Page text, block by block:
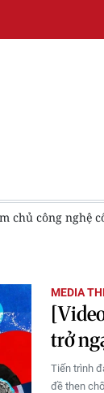
chủ công nghệ
MEDIA
trở
Tiến trình
đề then